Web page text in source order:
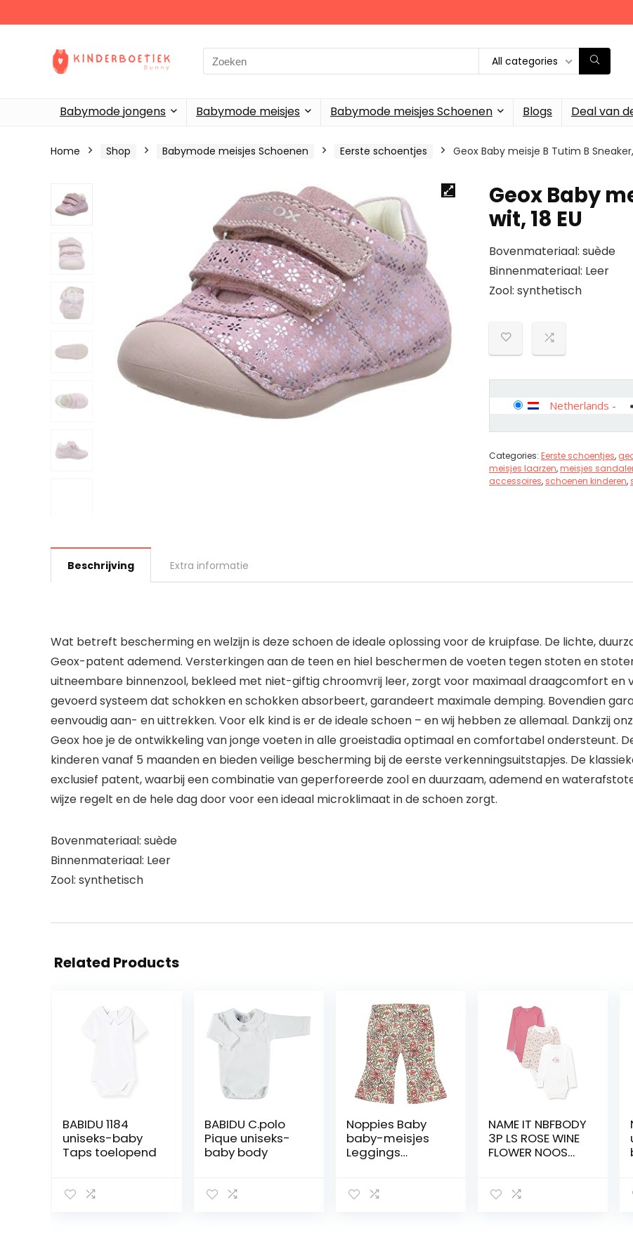
Search
for:
All categories
Babymode jongens Babymode meisjes Babymode meisjes Schoenen Blogs Deal van
Home Shop Babymode meisjes Schoenen Eerste schoentjes Geox Baby meisje B Tutim B Sneaker,
Geox Baby
wit, 18 EU
Bovenmateriaal: suède
Binnenmateriaal: Leer
Zool: synthetisch
Netherlands -
Categories: Eerste schoentjes,
meisjes laarzen,meisjes
accessoires, schoenen kinderen,
Beschrijving Extra informatie
Wat betreft bescherming en welzijn is deze schoen de ideale oplossing voor de kruipfase. De lichte,
Geox-patent ademend. Versterkingen aan de teen en hiel beschermen de voeten tegen stoten en
uitneembare binnenzool, bekleed met niet-giftig chroomvrij leer, zorgt voor maximaal draagcomfort en
gevoerd systeem dat schokken en schokken absorbeert, garandeert maximale demping. Bovendien
eenvoudig aan- en uittrekken. Voor elk kind is er de ideale schoen – en wij hebben ze allemaal. Dankzij
Geox hoe je de ontwikkeling van jonge voeten in alle groeistadia optimaal en comfortabel ondersteunt.
kinderen vanaf 5 maanden en bieden veilige bescherming bij de eerste verkenningsuitstapjes. De
exclusief patent, waarbij een combinatie van geperforeerde zool en duurzaam, ademend en
wijze regelt en de hele dag door voor een ideaal microklimaat in de schoen zorgt.
Bovenmateriaal: suède
Binnenmateriaal: Leer
Zool: synthetisch
Related Products
BABIDU 1184
uniseks-baby
Taps toelopend
BABIDU C.polo
Pique uniseks-
baby body
Noppies Baby
baby-meisjes
Leggings
Allover Print
NAME IT NBFBODY
3P LS ROSE WINE
FLOWER NOOS